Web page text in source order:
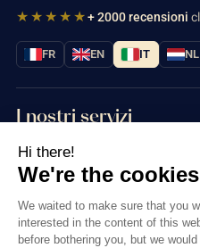
★★★★★+ 2000 recensioni
FR EN IT NL
I nostri servizi
Informazioni
Contattaci
Hi there!
We're the cookies
We waited to make sure that you
interested in the content of this
before bothering you, but we